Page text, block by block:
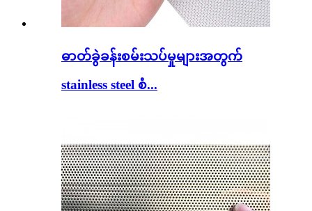
ဓာတ်ခွဲခန်းစမ်းသပ်မှုများအတွက်
stainless steel စံ...